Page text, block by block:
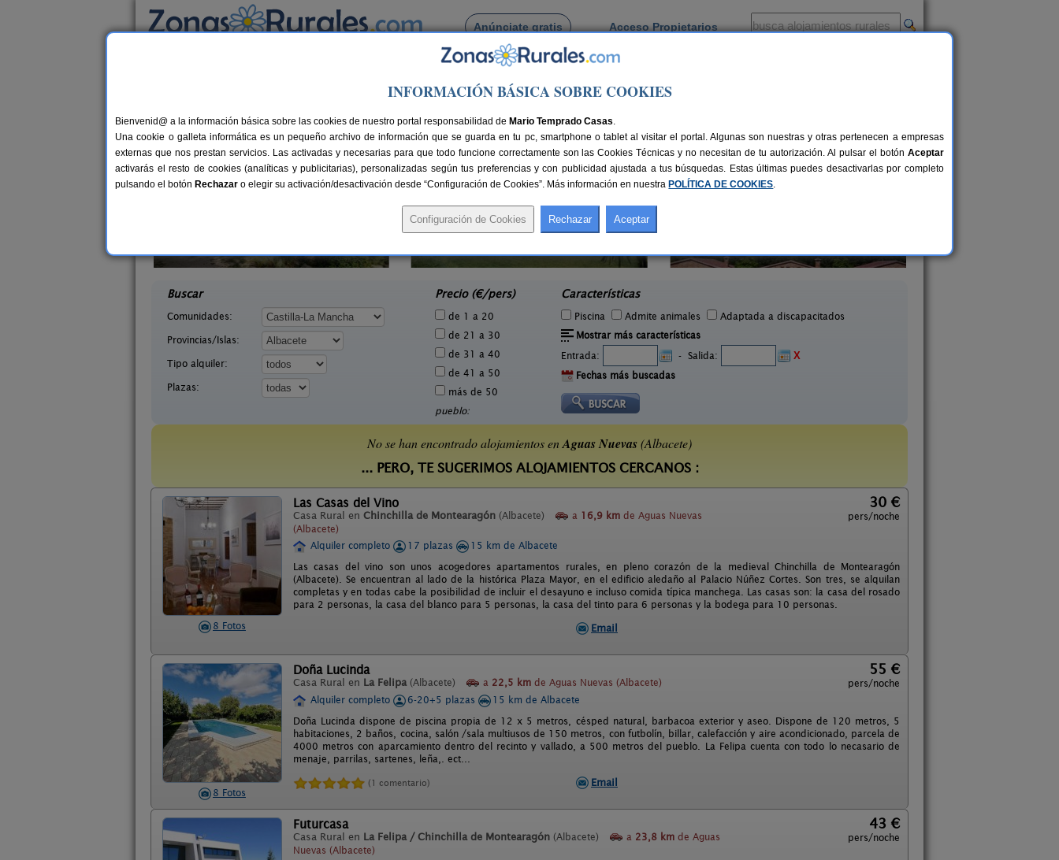
Anúnciate gratis Acceso Propietarios
Busca por pueblo
> Aguas Nuevas
Casas Rurales cerca de Aguas Nuevas
12 €
Futurcasa
Buscar
Comunidades:
Provincias/Islas:
Tipo alquiler:
Plazas:
Precio (€/pers)
de 1 a 20
de 21 a 30
de 31 a 40
de 41 a 50
más de 50
pueblo:
Características
Piscina Admite animales
Adaptada a discapacitados
Mostrar más características
Entrada:
- Salida:
X
Fechas más buscadas
No se han encontrado alojamientos enAguas Nuevas(Albacete)
... PERO, TE SUGERIMOS ALOJAMIENTOS CERCANOS :
8 Fotos
Las Casas del Vino
Casa Rural en Chinchilla de Montearagón (Albacete) a 16,9 km de Aguas Nuevas
(Albacete)
30 €
pers/noche
Alquiler completo 17 plazas
15 km de Albacete
Las casas del vino son unos acogedores apartamentos rurales, en pleno corazón de la medieval Chinchilla de Montearagón
(Albacete). Se encuentran al lado de la histórica Plaza Mayor, en el edificio aledaño al Palacio Núñez Cortes. Son tres, se alquilan
completas y en todas cabe la posibilidad de incluir el desayuno e incluso comida típica manchega. Las casas son: la casa del rosado
para 2 personas, la casa del blanco para 5 personas, la casa del tinto para 6 personas y la bodega para 10 personas.
Email
8 Fotos
Doña Lucinda
Casa Rural en La Felipa (Albacete) a 22,5 km de Aguas Nuevas (Albacete)
55 €
pers/noche
Alquiler completo
6-20+5 plazas
15 km de Albacete
Doña Lucinda dispone de piscina propia de 12 x 5 metros, césped natural, barbacoa exterior y aseo. Dispone de 120 metros, 5
habitaciones, 2 baños, cocina, salón /sala multiusos de 150 metros, con futbolín, billar, calefacción y aire acondicionado, parcela de
4000 metros con aparcamiento dentro del recinto y vallado, a 500 metros del pueblo. La Felipa cuenta con todo lo necasario de
menaje, parrilas, sartenes, leña,. ect...
(1 comentario) Email
Futurcasa
Casa Rural en La Felipa / Chinchilla de Montearagón (Albacete) a 23,8 km de Aguas
Nuevas (Albacete)
43 €
pers/noche
INFORMACIÓN BÁSICA SOBRE COOKIES
Bienvenid@ a la información básica sobre las cookies de nuestro portal responsabilidad de Mario Temprado Casas.
Una cookie o galleta informática es un pequeño archivo de información que se guarda en tu pc, smartphone o tablet al visitar el portal. Algunas son nuestras y otras pertenecen a empresas
externas que nos prestan servicios. Las activadas y necesarias para que todo funcione correctamente son las Cookies Técnicas y no necesitan de tu autorización. Al pulsar el botón Aceptar
activarás el resto de cookies (analíticas y publicitarias), personalizadas según tus preferencias y con publicidad ajustada a tus búsquedas. Estas últimas puedes desactivarlas por completo
pulsando el botón Rechazar o elegir su activación/desactivación desde “Configuración de Cookies”. Más información en nuestra POLÍTICA DE COOKIES.